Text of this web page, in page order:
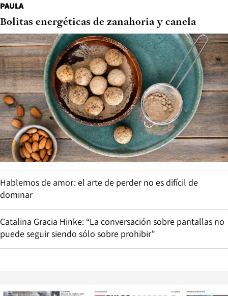
PAULA
Bolitas energéticas de zanahoria y canela
Hablemos de amor: el arte de perder no es difícil de
dominar
Catalina Gracia Hinke: “La conversación sobre pantallas no
puede seguir siendo sólo sobre prohibir”
Opens in new window Opens in